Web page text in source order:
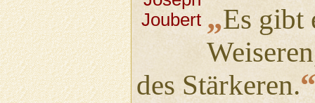
„Es gibt
des Stärkeren.